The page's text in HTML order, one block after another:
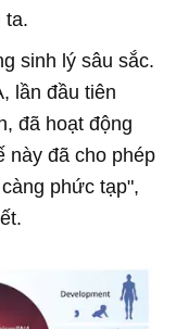
ta.
sinh lý sâu sắc.
lần đầu tiên
đã hoạt động
này đã cho phép
phức tạp",